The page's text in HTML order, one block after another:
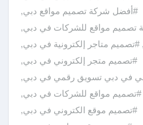
#أفضل شركة تصميم مواقع دبي,
تصميم مواقع للشركات في دبي,
,#تصميم متاجر إلكترونية في دبي,
#تصميم متجر إلكتروني في دبي,
في دبي تسويق رقمي في دبي,
#تصميم مواقع للشركات في دبي,
#تصميم موقع الكتروني في دبي,